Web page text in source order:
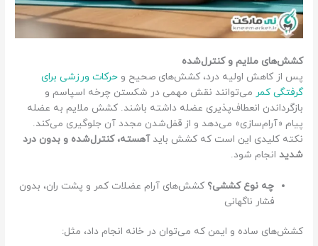
کشش‌های ملایم و کنترل‌شده
پس از کاهش اولیه درد، کشش‌های صحیح وحرکات ورزشی برای
گرفتگی کمر می‌توانند نقش مهمی در شکستن چرخه اسپاسم و
بازگرداندن انعطاف‌پذیری عضله داشته باشند. کشش ملایم به عضله
پیام «آرام‌سازی» می‌دهد و از قفل‌شدن مجدد آن جلوگیری می‌کند.
نکته کلیدی این است که کشش بایدآهسته، کنترل‌شده و بدون درد
شدید انجام شود.
چه نوع کششی؟ کشش‌های آرام عضلات کمر و پشت ران، بدون
فشار ناگهانی
کشش‌های ساده و ایمن که می‌توان در خانه انجام داد، مثل: